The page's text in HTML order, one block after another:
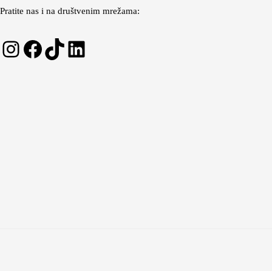
Pratite nas i na društvenim mrežama:
Instagram
Facebook
TikTok
LinkedIn